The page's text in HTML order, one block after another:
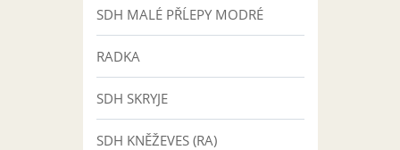
SDH MALÉ PŘĹEPY MODRÉ
RADKA
SDH SKRYJE
SDH KNĚŽEVES (RA)